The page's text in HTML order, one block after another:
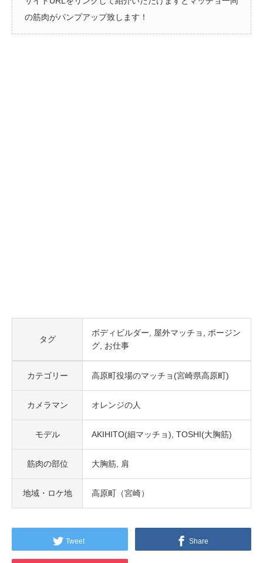
の筋肉がパンプアップ致します！
タグ
ボディビルダー 屋外マッチョ
ポージン
グ お仕事
カテゴリー 高原町役場のマッチョ(宮崎県高原町)
カメラマン オレンジの人
モデル AKIHITO(細マッチョ) TOSHI(大胸筋)
筋肉の部位 大胸筋 肩
地域・ロケ地 高原町（宮崎）
Tweet Share